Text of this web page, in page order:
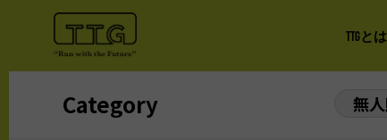
TTGと
Category 無